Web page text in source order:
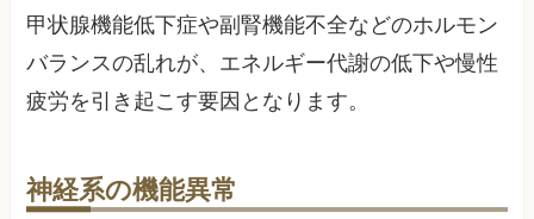
甲状腺機能低下症や副腎機能不全などのホルモン
バランスの乱れが、エネルギー代謝の低下や慢性
疲労を引き起こす要因となります。
神経系の機能異常